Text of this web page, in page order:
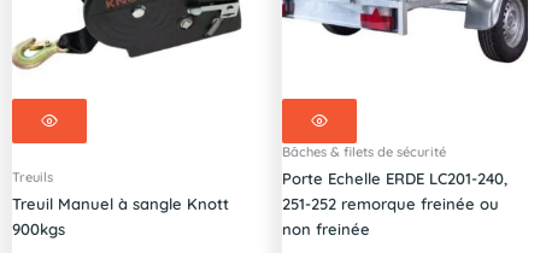
Treuils
Treuil Manuel à sangle Knott
900kgs
Bâches & filets de sécurité
Porte Echelle ERDE LC201-240,
251-252 remorque freinée ou
non freinée